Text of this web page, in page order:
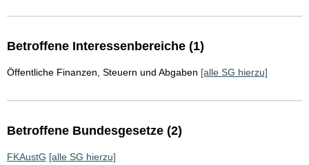
Betroffene Interessenbereiche (1)
Öffentliche Finanzen, Steuern und Abgaben [alle SG hierzu]
Betroffene Bundesgesetze (2)
FKAustG [alle SG hierzu]